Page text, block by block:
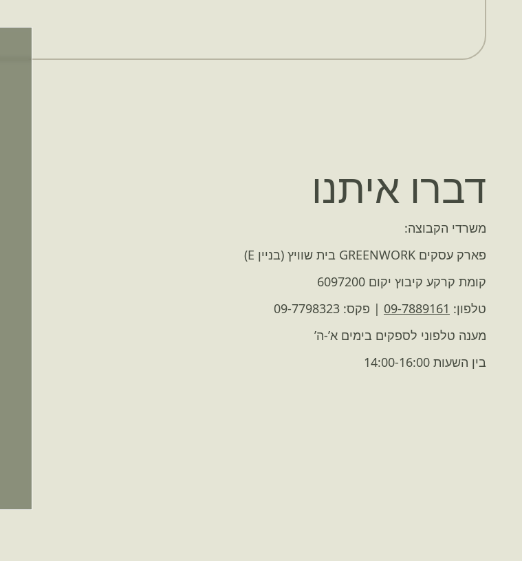
דברו איתנו
משרדי הקבוצה:
פארק עסקים GREENWORK בית שוויץ (בניין E)
קומת קרקע קיבוץ יקום 6097200
טלפון: 09-7889161 | פקס: 09-7798323
מענה טלפוני לספקים בימים א’-ה’
בין השעות 14:00-16:00